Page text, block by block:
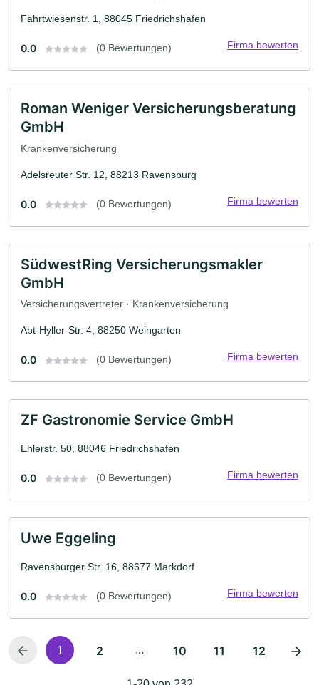
Fährtwiesenstr. 1, 88045 Friedrichshafen
0.0 (0 Bewertungen) Firma bewerten
Roman Weniger Versicherungsberatung
GmbH
Krankenversicherung
Adelsreuter Str. 12, 88213 Ravensburg
0.0 (0 Bewertungen) Firma bewerten
SüdwestRing Versicherungsmakler
GmbH
Versicherungsvertreter · Krankenversicherung
Abt-Hyller-Str. 4, 88250 Weingarten
0.0 (0 Bewertungen) Firma bewerten
ZF Gastronomie Service GmbH
Ehlerstr. 50, 88046 Friedrichshafen
0.0 (0 Bewertungen) Firma bewerten
Uwe Eggeling
Ravensburger Str. 16, 88677 Markdorf
0.0 (0 Bewertungen) Firma bewerten
1 2 ... 10 11 12